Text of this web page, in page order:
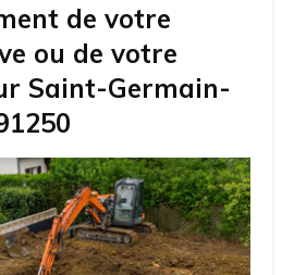
de votre
ou de votre
Saint-Germain-